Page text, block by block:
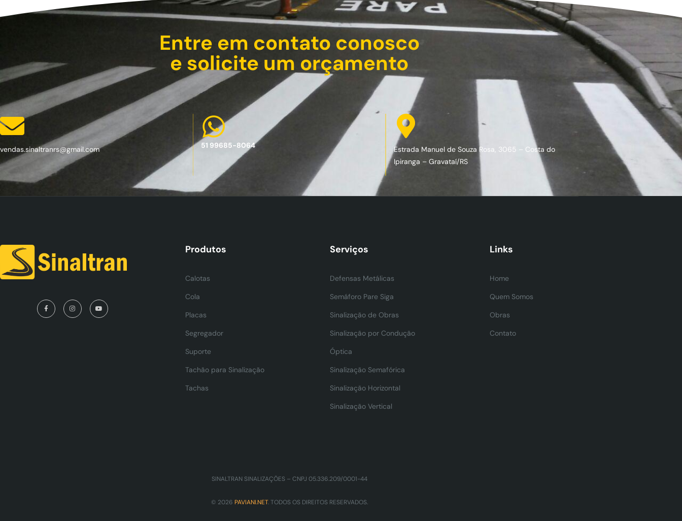
Entre em contato conosco
e solicite um orçamento
vendas.sinaltranrs@gmail.com 51 99685-8064
Estrada Manuel de Souza Rosa, 3065 – Costa do
Ipiranga – Gravataí/RS
Produtos
Calotas
Cola
Placas
Segregador
Suporte
Tachão para Sinalização
Tachas
Serviços
Defensas Metálicas
Semáforo Pare Siga
Sinalização de Obras
Sinalização por Condução
Óptica
Sinalização Semafórica
Sinalização Horizontal
Sinalização Vertical
Links
Home
Quem Somos
Obras
Contato
SINALTRAN SINALIZAÇÕES – CNPJ 05.336.209/0001-44
© 2026 PAVIANI.NET. TODOS OS DIREITOS RESERVADOS.